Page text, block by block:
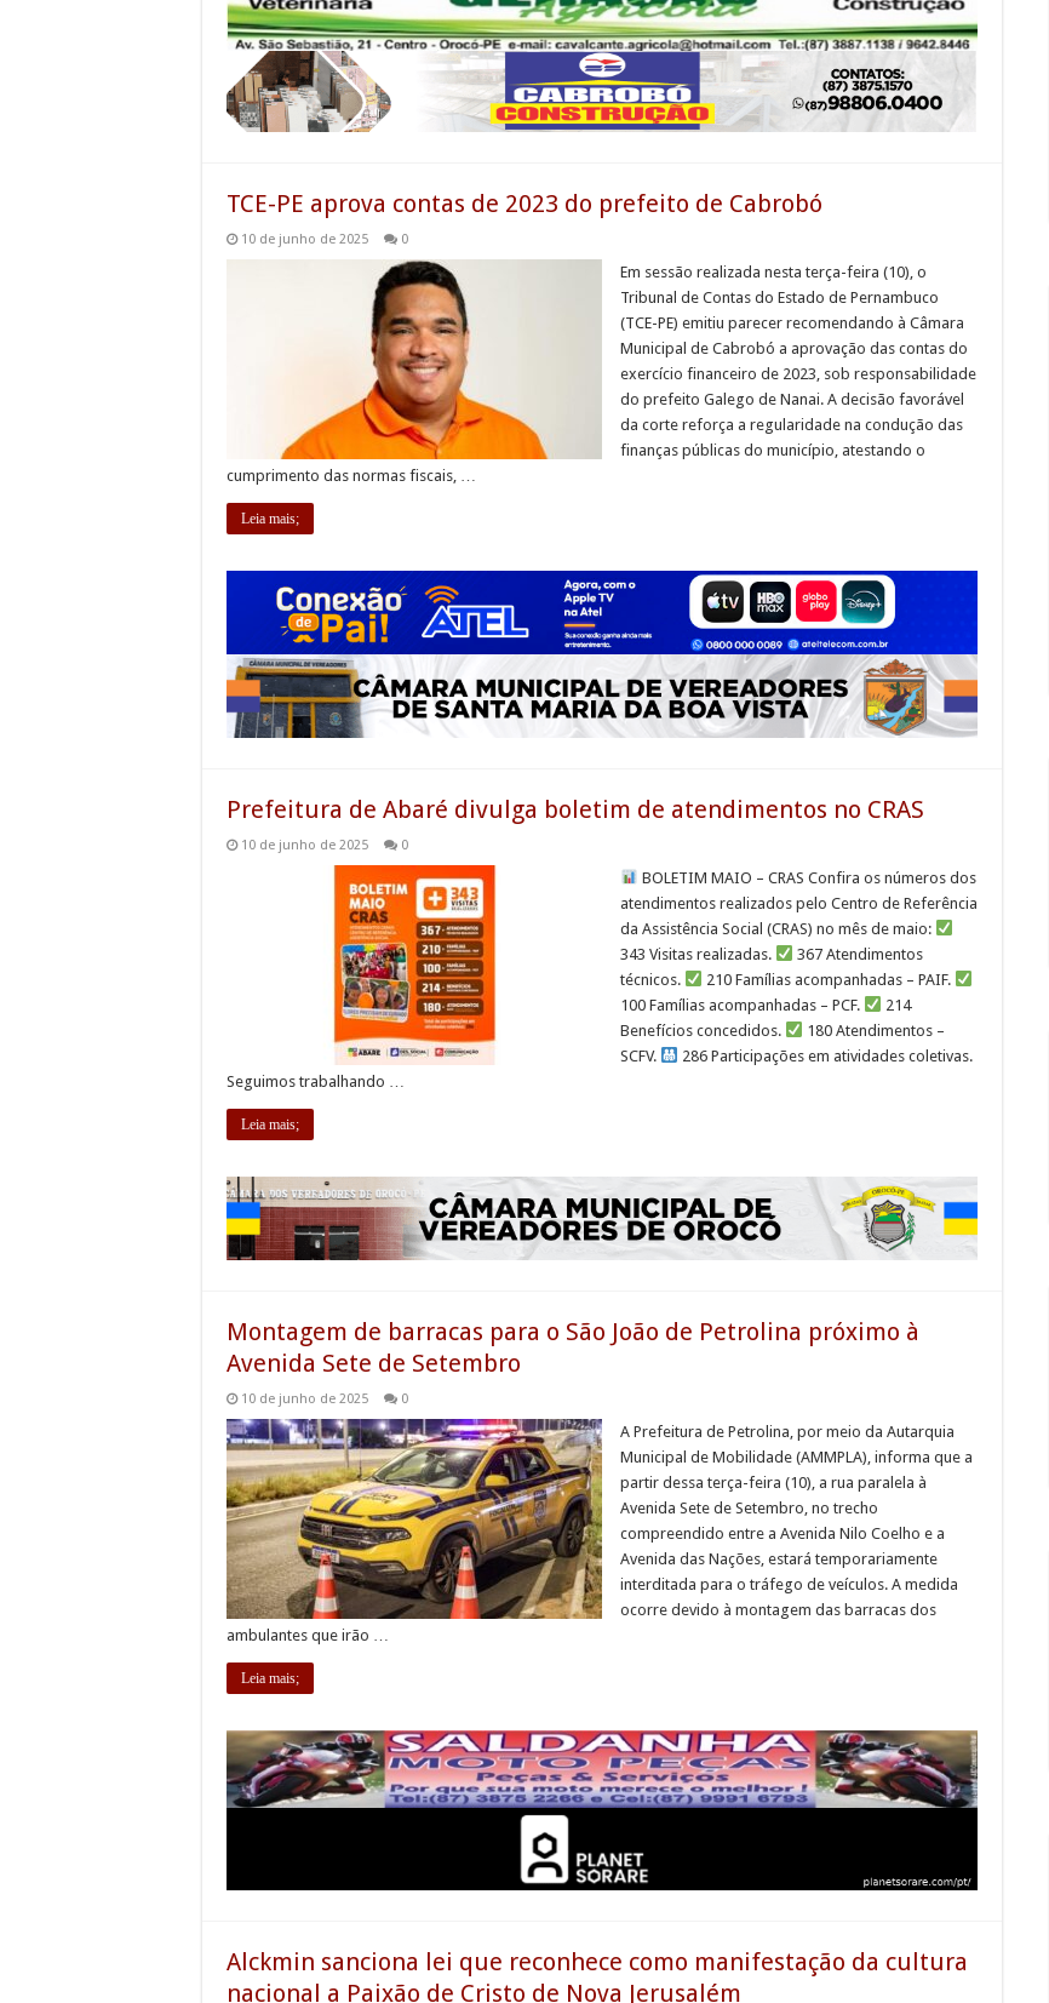
TCE-PE aprova contas de 2023 do prefeito de Cabrobó
10 de junho de 2025 0
Em sessão realizada nesta terça-feira (10), o
Tribunal de Contas do Estado de Pernambuco
(TCE-PE) emitiu parecer recomendando à Câmara
Municipal de Cabrobó a aprovação das contas do
exercício financeiro de 2023, sob responsabilidade
do prefeito Galego de Nanai. A decisão favorável
da corte reforça a regularidade na condução das
finanças públicas do município, atestando o
cumprimento das normas fiscais, …
Leia mais;
Prefeitura de Abaré divulga boletim de atendimentos no CRAS
10 de junho de 2025 0
BOLETIM MAIO – CRAS Confira os números dos
atendimentos realizados pelo Centro de Referência
da Assistência Social (CRAS) no mês de maio:
343 Visitas realizadas.
367 Atendimentos
técnicos.
210 Famílias acompanhadas – PAIF.
100 Famílias acompanhadas – PCF.
214
Benefícios concedidos.
180 Atendimentos –
SCFV.
286 Participações em atividades coletivas.
Seguimos trabalhando …
Leia mais;
Montagem de barracas para o São João de Petrolina próximo à
Avenida Sete de Setembro
10 de junho de 2025 0
A Prefeitura de Petrolina, por meio da Autarquia
Municipal de Mobilidade (AMMPLA), informa que a
partir dessa terça-feira (10), a rua paralela à
Avenida Sete de Setembro, no trecho
compreendido entre a Avenida Nilo Coelho e a
Avenida das Nações, estará temporariamente
interditada para o tráfego de veículos. A medida
ocorre devido à montagem das barracas dos
ambulantes que irão …
Leia mais;
Alckmin sanciona lei que reconhece como manifestação da cultura
nacional a Paixão de Cristo de Nova Jerusalém